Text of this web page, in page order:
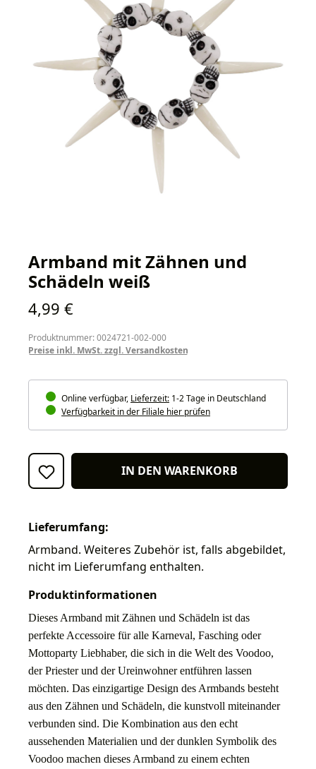
Armband mit Zähnen und
Schädeln weiß
Regulärer Preis:
4,99 €
Produktnummer: 0024721-002-000
Preise inkl. MwSt. zzgl. Versandkosten
Online verfügbar, Lieferzeit: 1-2 Tage in Deutschland
Verfügbarkeit in der Filiale hier prüfen
IN DEN WARENKORB
Lieferumfang:
Armband. Weiteres Zubehör ist, falls abgebildet,
nicht im Lieferumfang enthalten.
Produktinformationen
Dieses Armband mit Zähnen und Schädeln ist das
perfekte Accessoire für alle Karneval, Fasching oder
Mottoparty Liebhaber, die sich in die Welt des Voodoo,
der Priester und der Ureinwohner entführen lassen
möchten. Das einzigartige Design des Armbands besteht
aus den Zähnen und Schädeln, die kunstvoll miteinander
verbunden sind. Die Kombination aus den echt
aussehenden Materialien und der dunklen Symbolik des
Voodoo machen dieses Armband zu einem echten